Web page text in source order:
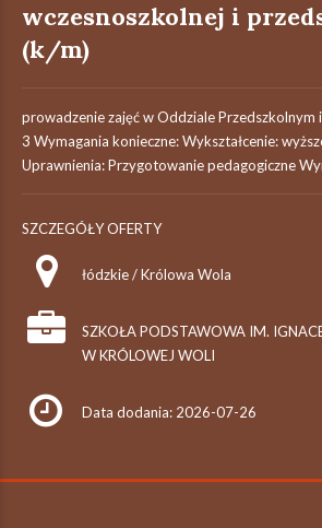
wczesnoszkolnej i
(k/m)
prowadzenie zajęć w Oddziale Przedszkolnym
3 Wymagania konieczne: Wykształcenie:
Uprawnienia: Przygotowanie pedagogiczne
SZCZEGÓŁY OFERTY
łódzkie / Królowa Wola
SZKOŁA PODSTAWOWA IM.
W KRÓLOWEJ WOLI
Data dodania: 2026-07-26